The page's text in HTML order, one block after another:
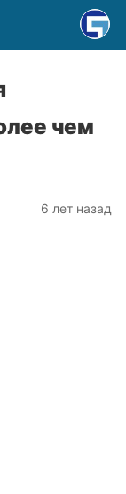
чем
6 лет назад